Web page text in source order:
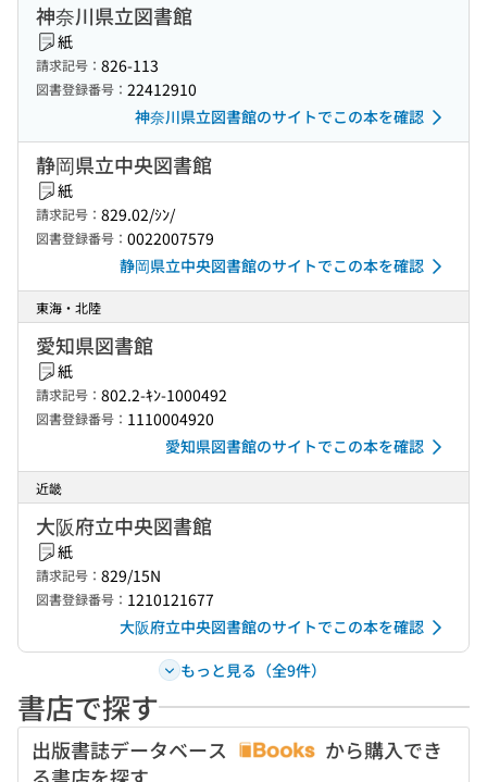
神奈川県立図書館
紙
請求記号： 826-113
図書登録番号： 22412910
神奈川県立図書館のサイトでこの本を確認
静岡県立中央図書館
紙
請求記号： 829.02/ｼﾝ/
図書登録番号： 0022007579
静岡県立中央図書館のサイトでこの本を確認
東海・北陸
愛知県図書館
紙
請求記号： 802.2-ｷﾝ-1000492
図書登録番号： 1110004920
愛知県図書館のサイトでこの本を確認
近畿
大阪府立中央図書館
紙
請求記号： 829/15N
図書登録番号： 1210121677
大阪府立中央図書館のサイトでこの本を確認
もっと見る（全9件）
書店で探す
出版書誌データベース
から購入でき